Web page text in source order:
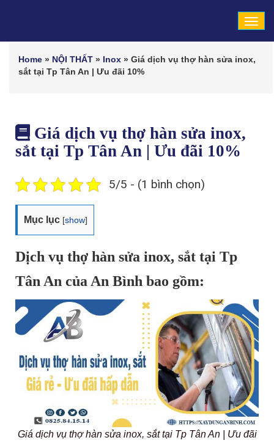
Home » NỘI THẤT » Inox » Giá dịch vụ thợ hàn sửa inox,
sắt tại Tp Tân An | Ưu đãi 10%
Giá dịch vụ thợ hàn sửa inox,
sắt tại Tp Tân An | Ưu đãi 10%
5/5 - (1 bình chọn)
Mục lục [show]
Dịch vụ thợ hàn sửa inox, sắt tại Tp
Tân An của An Bình bao gồm:
Giá dịch vụ thợ hàn sửa inox, sắt tại Tp Tân An | Ưu đãi